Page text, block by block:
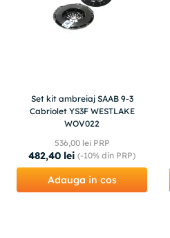
Set kit ambreiaj SAAB 9-3
Cabriolet YS3F WESTLAKE
WOV022
536,00lei PRP
482,40 lei (-10% din PRP)
Adauga in cos